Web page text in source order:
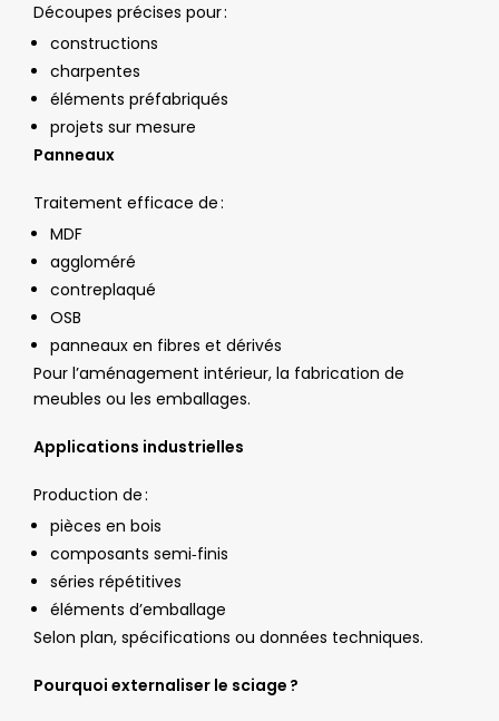
Découpes précises pour :
constructions
charpentes
éléments préfabriqués
projets sur mesure
Panneaux
Traitement efficace de :
MDF
aggloméré
contreplaqué
OSB
panneaux en fibres et dérivés
Pour l’aménagement intérieur, la fabrication de
meubles ou les emballages.
Applications industrielles
Production de :
pièces en bois
composants semi‑finis
séries répétitives
éléments d’emballage
Selon plan, spécifications ou données techniques.
Pourquoi externaliser le sciage ?